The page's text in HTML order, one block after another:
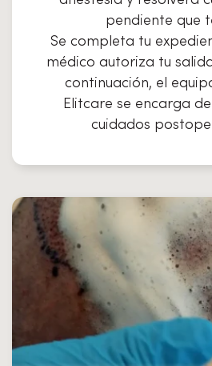
pendiente que
Se completa tu
médico autoriza tu
continuación, el
Elitcare se encarga
cuidados